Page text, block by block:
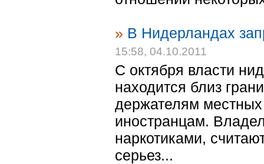
» В Нидерландах
15:58, 04.10.2011
С октября власти
находится близ
держателям
иностранцам.
наркотиками,
серьез...